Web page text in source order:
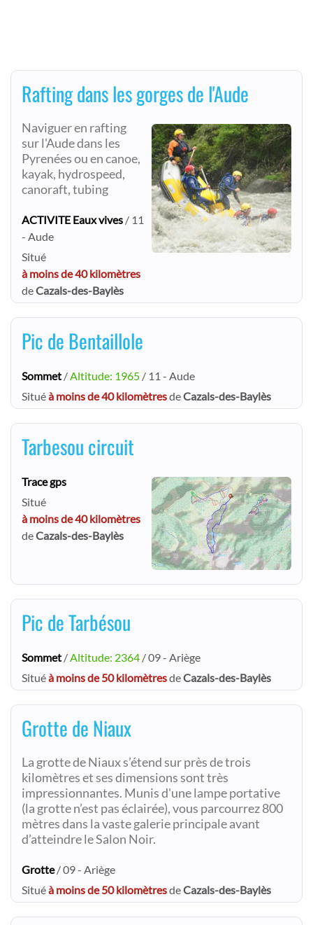
Rafting dans les gorges de l'Aude
Naviguer en rafting
sur l'Aude dans les
Pyrenées ou en canoe,
kayak, hydrospeed,
canoraft, tubing
ACTIVITE Eaux vives / 11
- Aude
Situé
à moins de 40 kilomètres
deCazals-des-Baylès
Pic de Bentaillole
Sommet /Altitude: 1965 / 11 - Aude
Situéà moins de 40 kilomètresdeCazals-des-Baylès
Tarbesou circuit
Trace gps
Situé
à moins de 40 kilomètres
deCazals-des-Baylès
Pic de Tarbésou
Sommet /Altitude: 2364 / 09 - Ariège
Situéà moins de 50 kilomètresdeCazals-des-Baylès
Grotte de Niaux
La grotte de Niaux s’étend sur près de trois
kilomètres et ses dimensions sont très
impressionnantes. Munis d'une lampe portative
(la grotte n’est pas éclairée), vous parcourrez 800
mètres dans la vaste galerie principale avant
d’atteindre le Salon Noir.
Grotte/ 09 - Ariège
Situéà moins de 50 kilomètresdeCazals-des-Baylès